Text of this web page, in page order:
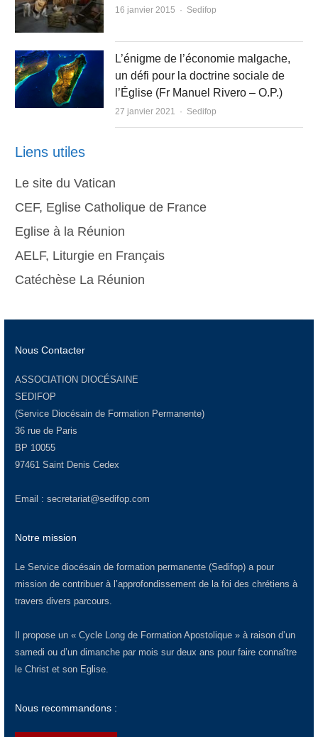
16 janvier 2015 Author
Sedifop
L’énigme de l’économie malgache,
un défi pour la doctrine sociale de
l’Église (Fr Manuel Rivero – O.P.)
27 janvier 2021 Author
Sedifop
Liens utiles
Le site du Vatican
CEF, Eglise Catholique de France
Eglise à la Réunion
AELF, Liturgie en Français
Catéchèse La Réunion
Nous Contacter
ASSOCIATION DIOCÉSAINE
SEDIFOP
(Service Diocésain de Formation Permanente)
36 rue de Paris
BP 10055
97461 Saint Denis Cedex
Email : secretariat@sedifop.com
Notre mission
Le Service diocésain de formation permanente (Sedifop) a pour
mission de contribuer à l’approfondissement de la foi des chrétiens à
travers divers parcours.
Il propose un « Cycle Long de Formation Apostolique » à raison d’un
samedi ou d’un dimanche par mois sur deux ans pour faire connaître
le Christ et son Eglise.
Nous recommandons :